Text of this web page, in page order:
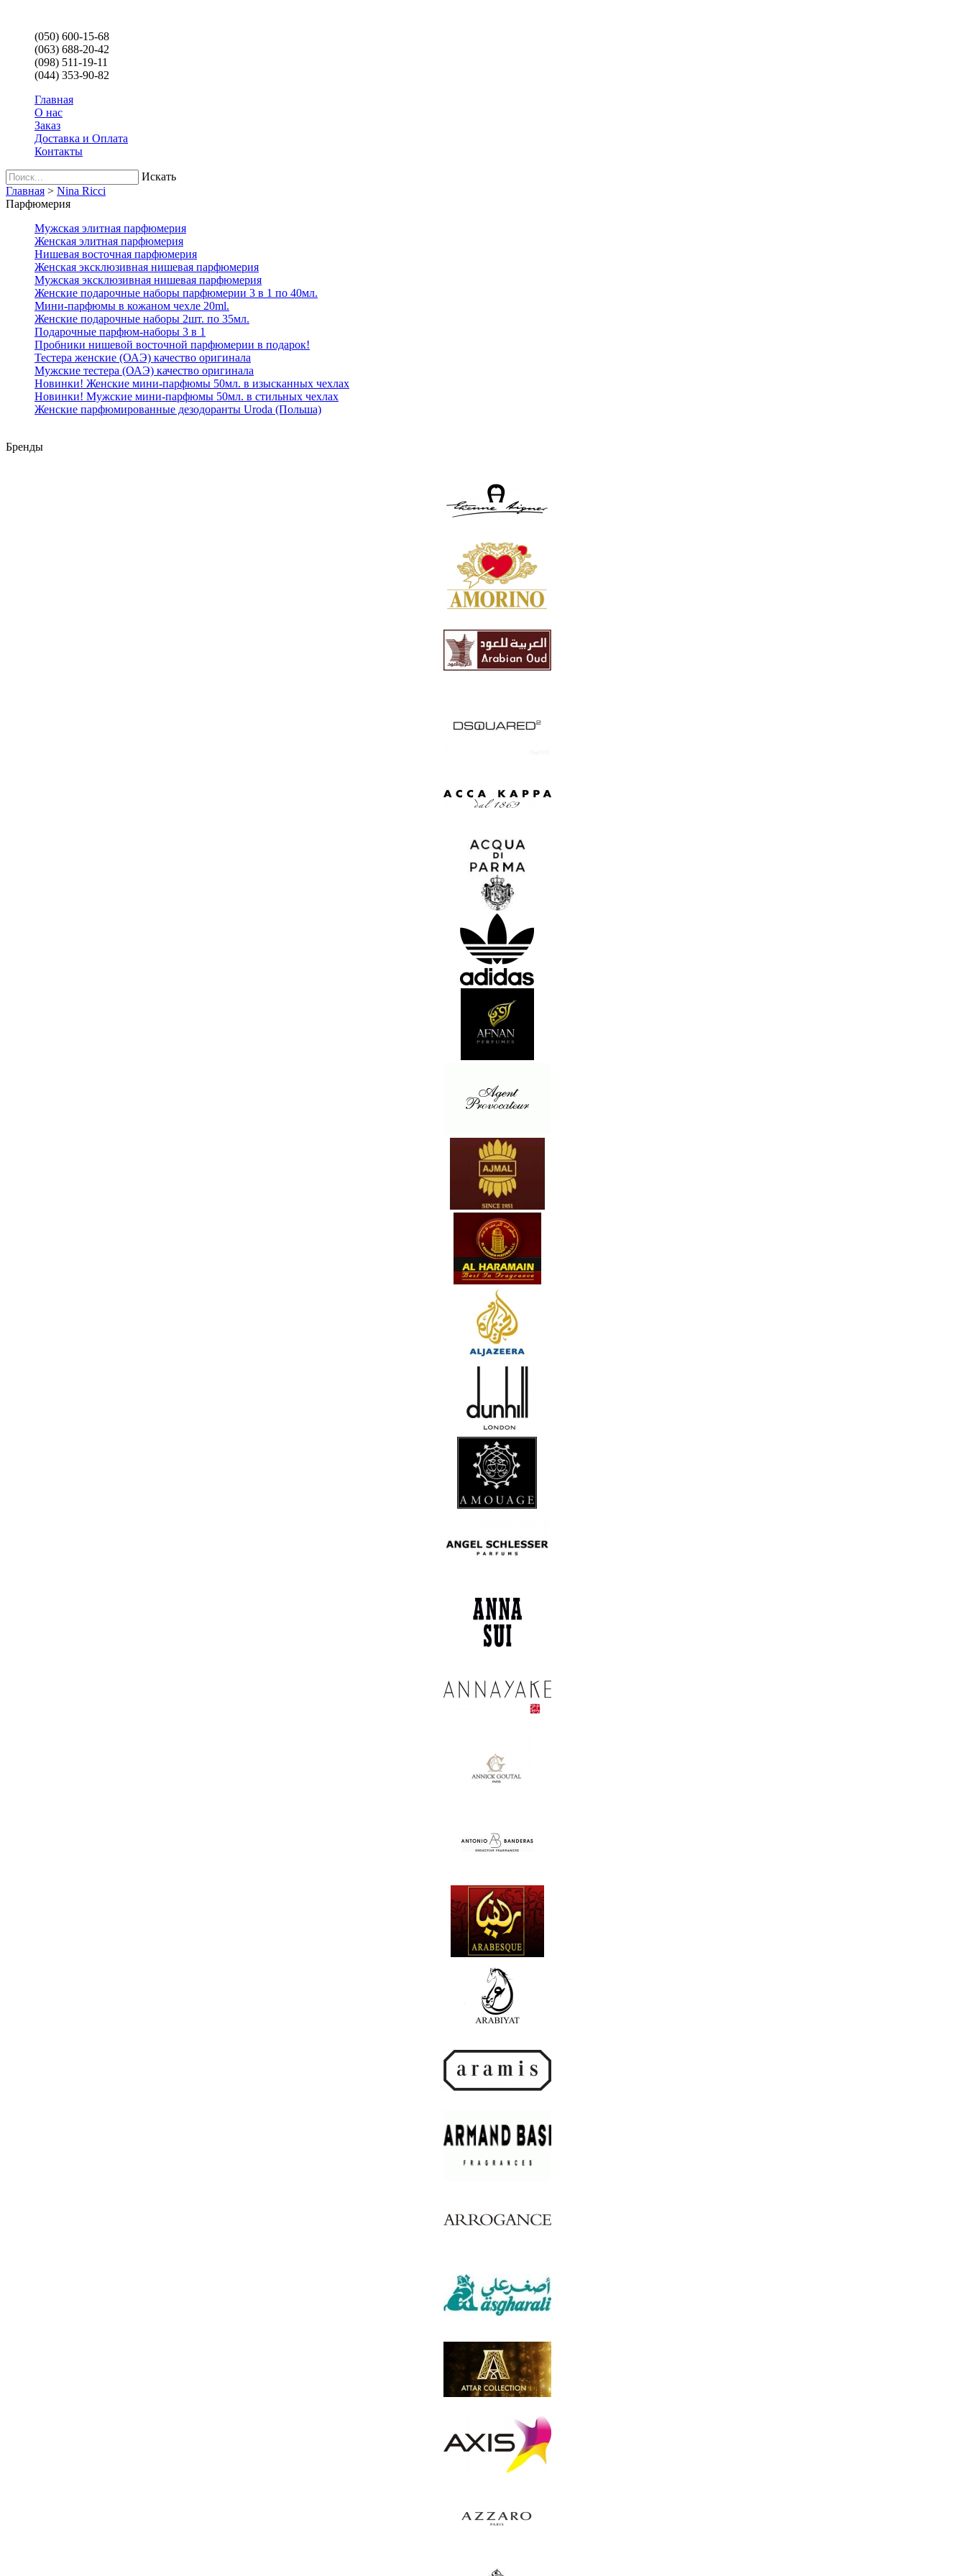
(050) 600-15-68
(063) 688-20-42
(098) 511-19-11
(044) 353-90-82
Главная
О нас
Заказ
Доставка и Оплата
Контакты
Искать
Главная > Nina Ricci
Парфюмерия
Мужская элитная парфюмерия
Женская элитная парфюмерия
Нишевая восточная парфюмерия
Женская эксклюзивная нишевая парфюмерия
Мужская эксклюзивная нишевая парфюмерия
Женские подарочные наборы парфюмерии 3 в 1 по 40мл.
Мини-парфюмы в кожаном чехле 20ml.
Женские подарочные наборы 2шт. по 35мл.
Подарочные парфюм-наборы 3 в 1
Пробники нишевой восточной парфюмерии в подарок!
Тестера женские (ОАЭ) качество оригинала
Мужские тестера (ОАЭ) качество оригинала
Новинки! Женские мини-парфюмы 50мл. в изысканных чехлах
Новинки! Мужские мини-парфюмы 50мл. в стильных чехлах
Женские парфюмированные дезодоранты Uroda (Польша)
Бренды